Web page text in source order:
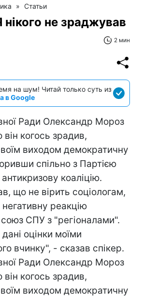
» Статьи
не зраджував
2 мин
на шум! Читай только суть из
в Google
Ради Олександр Мороз
когось зрадив,
виходом демократичну
спільно з Партією
антикризову коаліцію.
що не вірить соціологам,
негативну реакцію
СПУ з "регіоналами".
оцінки моїми
вчинку", - сказав спікер.
Ради Олександр Мороз
когось зрадив,
виходом демократичну